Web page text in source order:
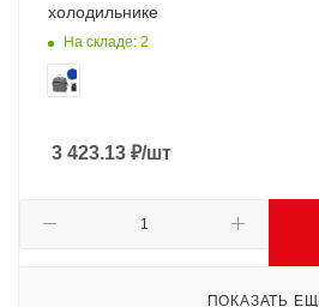
холодильнике
На складе: 2
3 423.13 ₽/шт
ПОКАЗАТЬ